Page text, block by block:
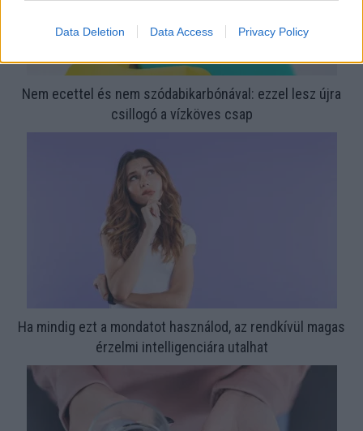
Data Deletion Data Access Privacy Policy
Nem ecettel és nem szódabikarbónával: ezzel lesz újra
csillogó a vízköves csap
Ha mindig ezt a mondatot használod, az rendkívül magas
érzelmi intelligenciára utalhat